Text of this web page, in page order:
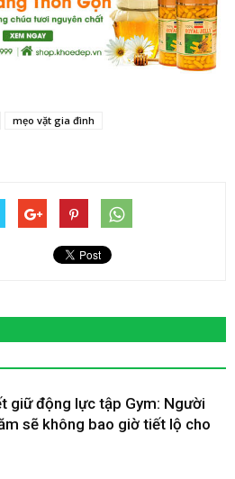
mẹo vặt gia đình
giữ động lực tập Gym: Người
sẽ không bao giờ tiết lộ cho